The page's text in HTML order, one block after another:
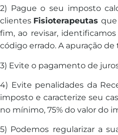
2) Pague o seu imposto
clientes Fisioterapeutas que
fim, ao revisar,
código errado. A apuração
3) Evite o pagamento de
4) Evite penalidades da
imposto e caracterize seu
no mínimo, 75% do valor do
5) Podemos regularizar a